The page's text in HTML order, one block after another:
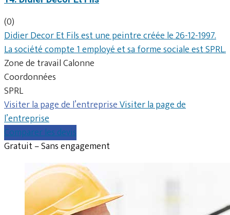
(0)
Didier Decor Et Fils est une peintre créée le 26-12-1997.
La société compte 1 employé et sa forme sociale est SPRL.
Zone de travail Calonne
Coordonnées
SPRL
Visiter la page de l’entrepriseVisiter la page de
l’entreprise
Comparer les devis
Gratuit – Sans engagement